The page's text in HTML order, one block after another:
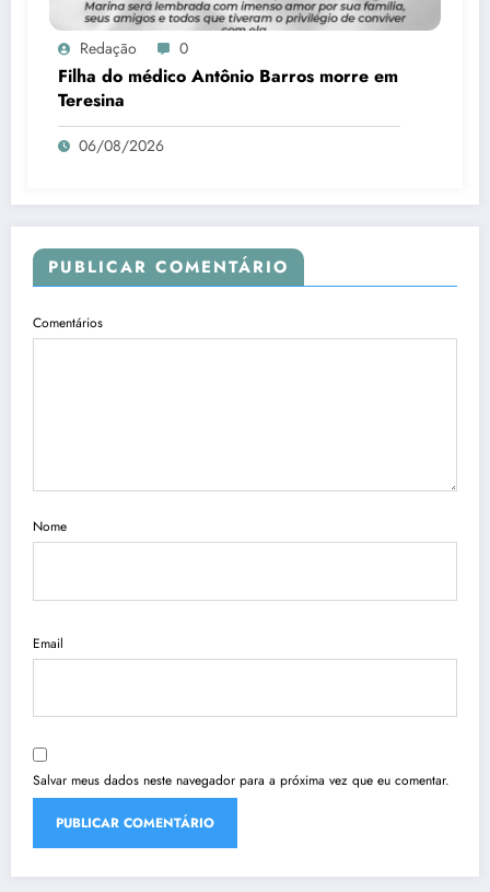
Redação 0
Filha do médico Antônio Barros morre em
Teresina
06/08/2026
PUBLICAR COMENTÁRIO
Comentários
Nome
Email
Salvar meus dados neste navegador para a próxima vez que eu comentar.